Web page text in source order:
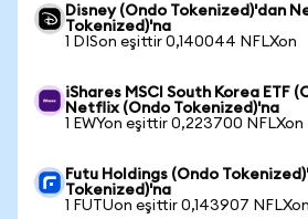
Disney (Ondo Tokenized)'dan
Tokenized)'na
1 DISon eşittir 0,140044 NFLXon
iShares MSCI South Korea ETF
Netflix (Ondo Tokenized)'na
1 EWYon eşittir 0,223700 NFLXon
Futu Holdings (Ondo
Tokenized)'na
1 FUTUon eşittir 0,143907 NFLXon